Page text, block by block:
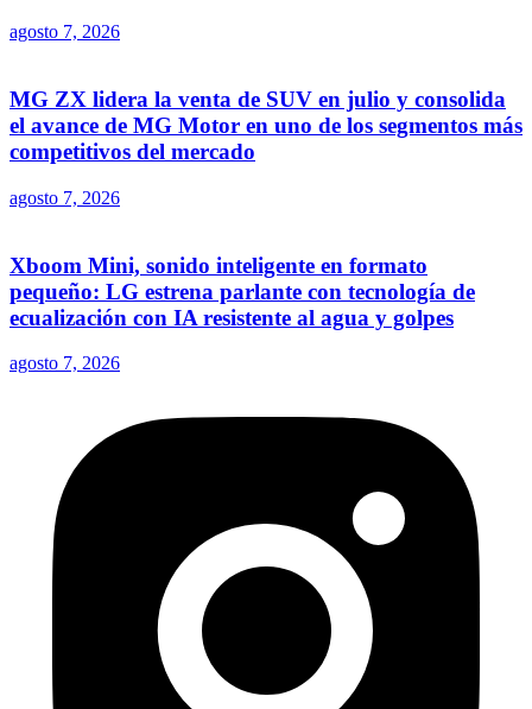
agosto 7, 2026
MG ZX lidera la venta de SUV en julio y consolida
el avance de MG Motor en uno de los segmentos más
competitivos del mercado
agosto 7, 2026
Xboom Mini, sonido inteligente en formato
pequeño: LG estrena parlante con tecnología de
ecualización con IA resistente al agua y golpes
agosto 7, 2026